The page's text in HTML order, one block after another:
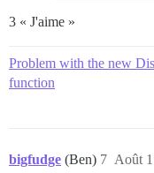
3 « J'aime »
Problem with the new
function
bigfudge (Ben) Août
7